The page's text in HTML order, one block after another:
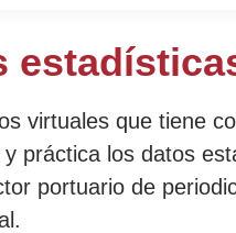
virtuales que tiene
práctica los datos
portuario de